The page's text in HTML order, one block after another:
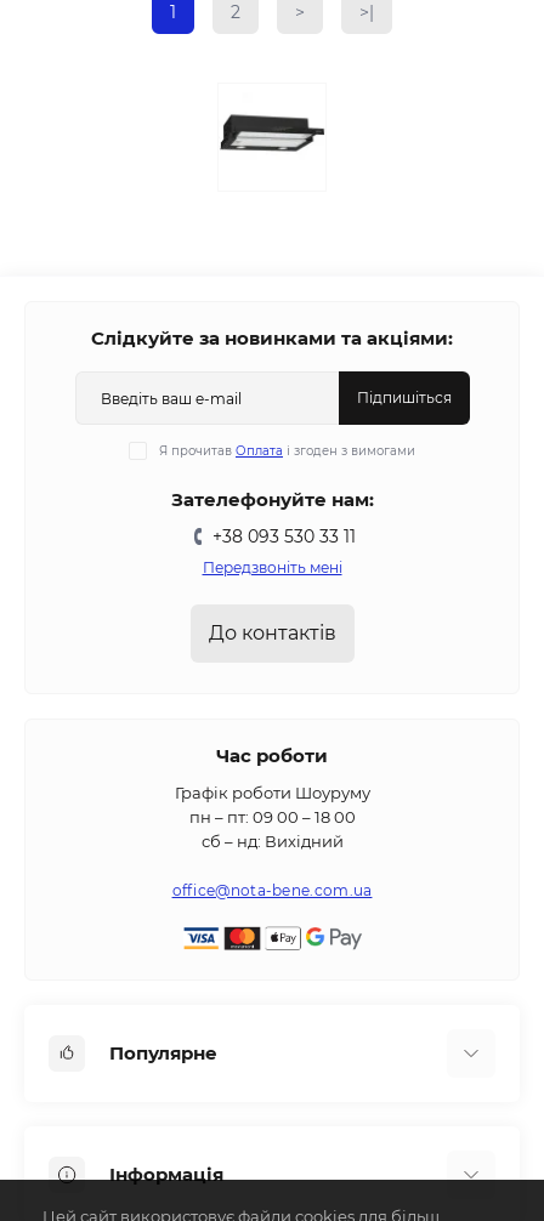
1 2 > >|
Слідкуйте за новинками та акціями:
Підпишіться
Я прочитав Оплата і згоден з вимогами
Зателефонуйте нам:
+38 093 530 33 11
Передзвоніть мені
До контактів
Час роботи
Графік роботи Шоуруму
пн – пт: 09 00 – 18 00
сб – нд: Вихідний
office@nota-bene.com.ua
Популярне
Аксесуари та насадки
Інформація
Цей сайт використовує файли cookies для більш